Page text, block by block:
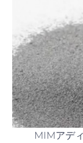
MIMアデ